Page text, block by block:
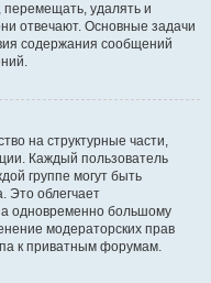
перемещать, удалять и
отвечают. Основные задачи
содержания сообщений
на структурные части,
Каждый пользователь
группе могут быть
Это облегчает
одновременно большому
модераторских прав
к приватным форумам.